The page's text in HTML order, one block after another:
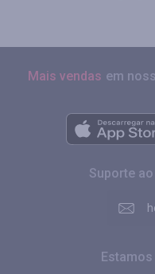
Mais vendas em
Suporte